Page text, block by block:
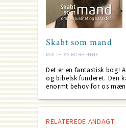
Skabt som mand
MATTHIAS BURHENNE
Det er en fantastisk bog!
og bibelsk funderet. Den
enormt behov for os
RELATEREDE ANDAGT